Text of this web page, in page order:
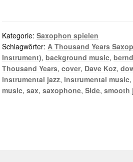
Kategorie:Saxophon spielen
Schlagwörter: A Thousand Years
Instrument),background music,
Thousand Years,cover, Dave Koz,
instrumental jazz, instrumental music
music,sax,saxophone,Side,smooth